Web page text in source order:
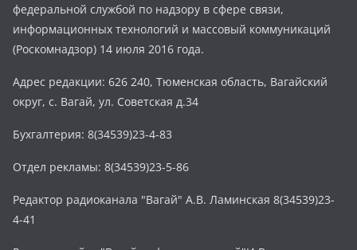
федеральной службой по надзору в сфере связи,
информационных технологий и массовый коммуникаций
(Роскомнадзор) 14 июля 2016 года.
Адрес редакции: 626 240, Тюменская область, Вагайский
округ, с. Вагай, ул. Советская д.34
Бухгалтерия: 8(34539)23-4-83
Отдел рекламы: 8(34539)23-5-86
Редактор радиоканала "Вагай" А.В. Ламинская 8(34539)23-
4-41